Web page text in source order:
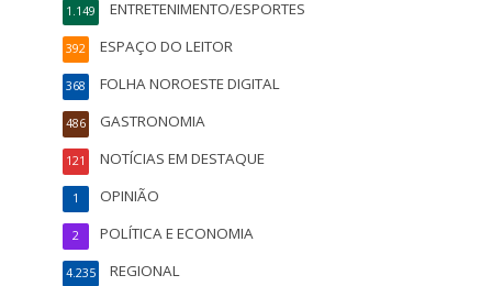
ENTRETENIMENTO/ESPORTES
1.149
ESPAÇO DO LEITOR
392
FOLHA NOROESTE DIGITAL
368
GASTRONOMIA
486
NOTÍCIAS EM DESTAQUE
121
OPINIÃO
1
POLÍTICA E ECONOMIA
2
REGIONAL
4.235